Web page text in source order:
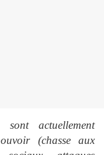
sont actuellement
(chasse aux